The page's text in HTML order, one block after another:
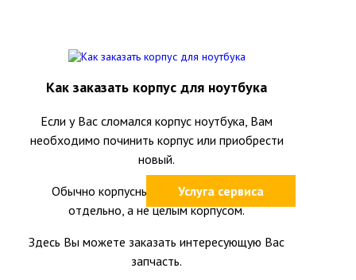
Услуга сервиса
Как заказать корпус для ноутбука
Если у Вас сломался корпус ноутбука, Вам
необходимо починить корпус или приобрести
новый.
Обычно корпусные детали продаются
отдельно, а не целым корпусом.
Здесь Вы можете заказать интересующую Вас
запчасть.